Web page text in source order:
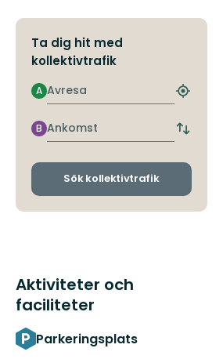
Ta dig hit med
kollektivtrafik
Avresa
A
Hitta
hållplats
Ankomst
B
Byt
och
Sök kollektivtrafik
Aktiviteter och
faciliteter
Parkeringsplats